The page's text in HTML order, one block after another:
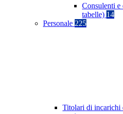
Consulenti e
tabelle) 14
Personale 225
Titolari di incarichi